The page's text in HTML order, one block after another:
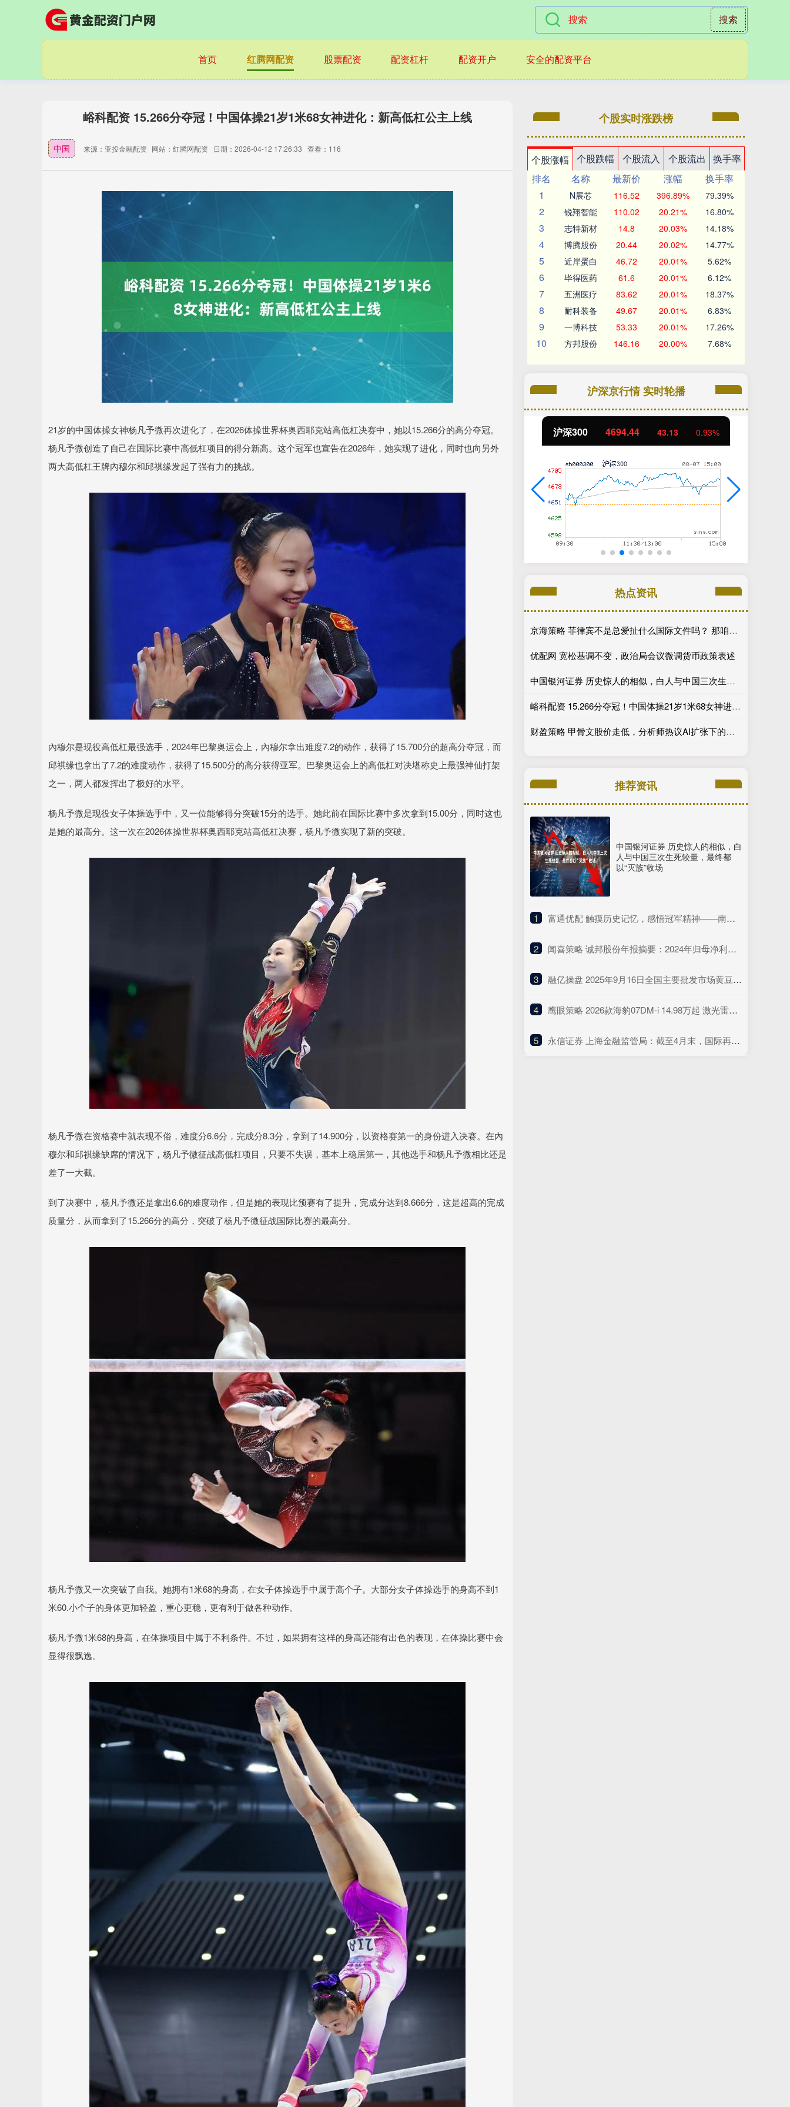
搜索
首页 红腾网配资 股票配资 配资杠杆 配资开户 安全的配资平台
峪科配资 15.266分夺冠！中国体操21岁1米68女神进化：新高低杠公主上线
中国 来源：亚投金融配资 网站：红腾网配资 日期：2026-04-12 17:26:33 查看：116
21岁的中国体操女神杨凡予微再次进化了，在2026体操世界杯奥西耶克站高低杠决赛中，她以15.266分的高分夺冠。
杨凡予微创造了自己在国际比赛中高低杠项目的得分新高。这个冠军也宣告在2026年，她实现了进化，同时也向另外
两大高低杠王牌內穆尔和邱祺缘发起了强有力的挑战。
內穆尔是现役高低杠最强选手，2024年巴黎奥运会上，內穆尔拿出难度7.2的动作，获得了15.700分的超高分夺冠，而
邱祺缘也拿出了7.2的难度动作，获得了15.500分的高分获得亚军。巴黎奥运会上的高低杠对决堪称史上最强神仙打架
之一，两人都发挥出了极好的水平。
杨凡予微是现役女子体操选手中，又一位能够得分突破15分的选手。她此前在国际比赛中多次拿到15.00分，同时这也
是她的最高分。这一次在2026体操世界杯奥西耶克站高低杠决赛，杨凡予微实现了新的突破。
杨凡予微在资格赛中就表现不俗，难度分6.6分，完成分8.3分，拿到了14.900分，以资格赛第一的身份进入决赛。在內
穆尔和邱祺缘缺席的情况下，杨凡予微征战高低杠项目，只要不失误，基本上稳居第一，其他选手和杨凡予微相比还是
差了一大截。
到了决赛中，杨凡予微还是拿出6.6的难度动作，但是她的表现比预赛有了提升，完成分达到8.666分，这是超高的完成
质量分，从而拿到了15.266分的高分，突破了杨凡予微征战国际比赛的最高分。
杨凡予微又一次突破了自我。她拥有1米68的身高，在女子体操选手中属于高个子。大部分女子体操选手的身高不到1
米60.小个子的身体更加轻盈，重心更稳，更有利于做各种动作。
杨凡予微1米68的身高，在体操项目中属于不利条件。不过，如果拥有这样的身高还能有出色的表现，在体操比赛中会
显得很飘逸。
个股实时涨跌榜
个股涨幅 个股跌幅 个股流入 个股流出
换手率
排名
名称 最新价 涨幅
换手率
1
N展芯 116.52 396.89% 79.39%
2 锐翔智能 110.02 20.21% 16.80%
3 志特新材 14.8 20.03% 14.18%
4 博腾股份 20.44 20.02% 14.77%
5 近岸蛋白 46.72 20.01% 5.62%
6 毕得医药 61.6 20.01% 6.12%
7 五洲医疗 83.62 20.01% 18.37%
8 耐科装备 49.67 20.01% 6.83%
9 一博科技 53.33 20.01% 17.26%
10 方邦股份 146.16 20.00% 7.68%
沪深京行情 实时轮播
1.02% 深证成指 14311.01 200.89 1.42% 沪深300 4694.44 43.13 0.93% 北证50 1134.24 11.37 1.01%
热点资讯
京海策略 菲律宾不是总爱扯什么国际文件吗？ 那咱们就给菲律宾科普科普真实有效的
优配网 宽松基调不变，政治局会议微调货币政策表述
中国银河证券 历史惊人的相似，白人与中国三次生死较量，最终都以“灭族”收场
峪科配资 15.266分夺冠！中国体操21岁1米68女神进化：新高低杠公主上线
财盈策略 甲骨文股价走低，分析师热议AI扩张下的利润率压力
推荐资讯
中国银河证券 历史惊人的相似，白
人与中国三次生死较量，最终都
以“灭族”收场
1 ​富通优配 触摸历史记忆，感悟冠军精神——南方报业小记者探营广东体育博物馆
2 ​闻喜策略 诚邦股份年报摘要：2024年归母净利润同比增长7.97%
3 ​融亿操盘 2025年9月16日全国主要批发市场黄豆芽价格行情
4 ​鹰眼策略 2026款海豹07DM-i 14.98万起 激光雷达+爆胎控制+1585km续航+云辇-C
5 ​永信证券 上海金融监管局：截至4月末，国际再保险业务平台累计交易保费近16亿元